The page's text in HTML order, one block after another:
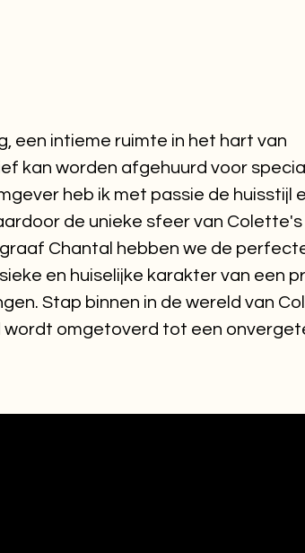
een intieme ruimte in het hart van
kan worden afgehuurd voor
heb ik met passie de huisstijl
de unieke sfeer van
Chantal hebben we de
en huiselijke karakter van een
Stap binnen in de wereld van
wordt omgetoverd tot een